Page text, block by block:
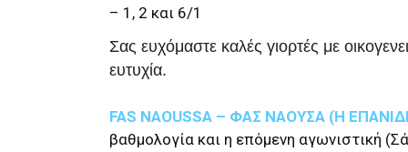
– 1, 2 και 6/1
Σας ευχόμαστε καλές γιορτές με
ευτυχία.
FAS NAOUSSA – ΦΑΣ ΝΑΟΥΣΑ (Η
βαθμολογία και η επόμενη αγωνιστική